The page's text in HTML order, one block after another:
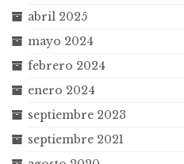
abril 2025
mayo 2024
febrero 2024
enero 2024
septiembre 2023
septiembre 2021